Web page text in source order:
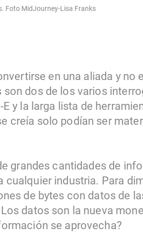
Foto MidJourney-Lisa Franks
en una aliada y no
dos de los varios
y la larga lista de
creía solo podían ser
grandes cantidades de
cualquier industria. Para
de bytes con datos de
datos son la nueva
se aprovecha?